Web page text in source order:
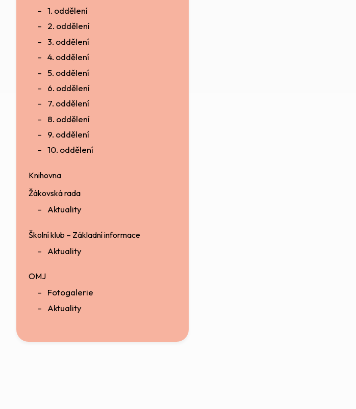
1. oddělení
2. oddělení
3. oddělení
4. oddělení
5. oddělení
6. oddělení
7. oddělení
8. oddělení
9. oddělení
10. oddělení
Knihovna
Žákovská rada
Aktuality
Školní klub – Základní informace
Aktuality
OMJ
Fotogalerie
Aktuality